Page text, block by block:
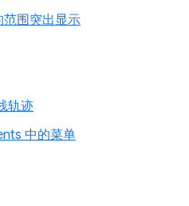
围突出显示
轨迹
中的菜单